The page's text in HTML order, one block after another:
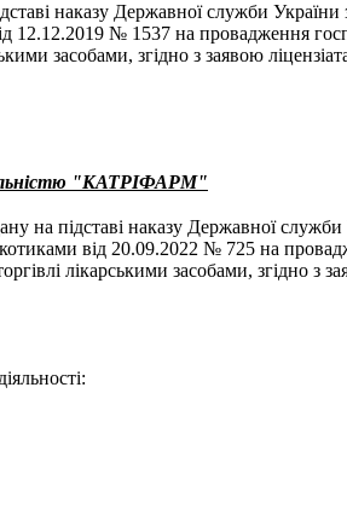
наказу Державної служби України
12.12.2019 № 1537 на провадження
засобами, згідно з заявою
"КАТРІФАРМ"
на підставі наказу Державної служби
від 20.09.2022 № 725 на
лікарськими засобами, згідно з